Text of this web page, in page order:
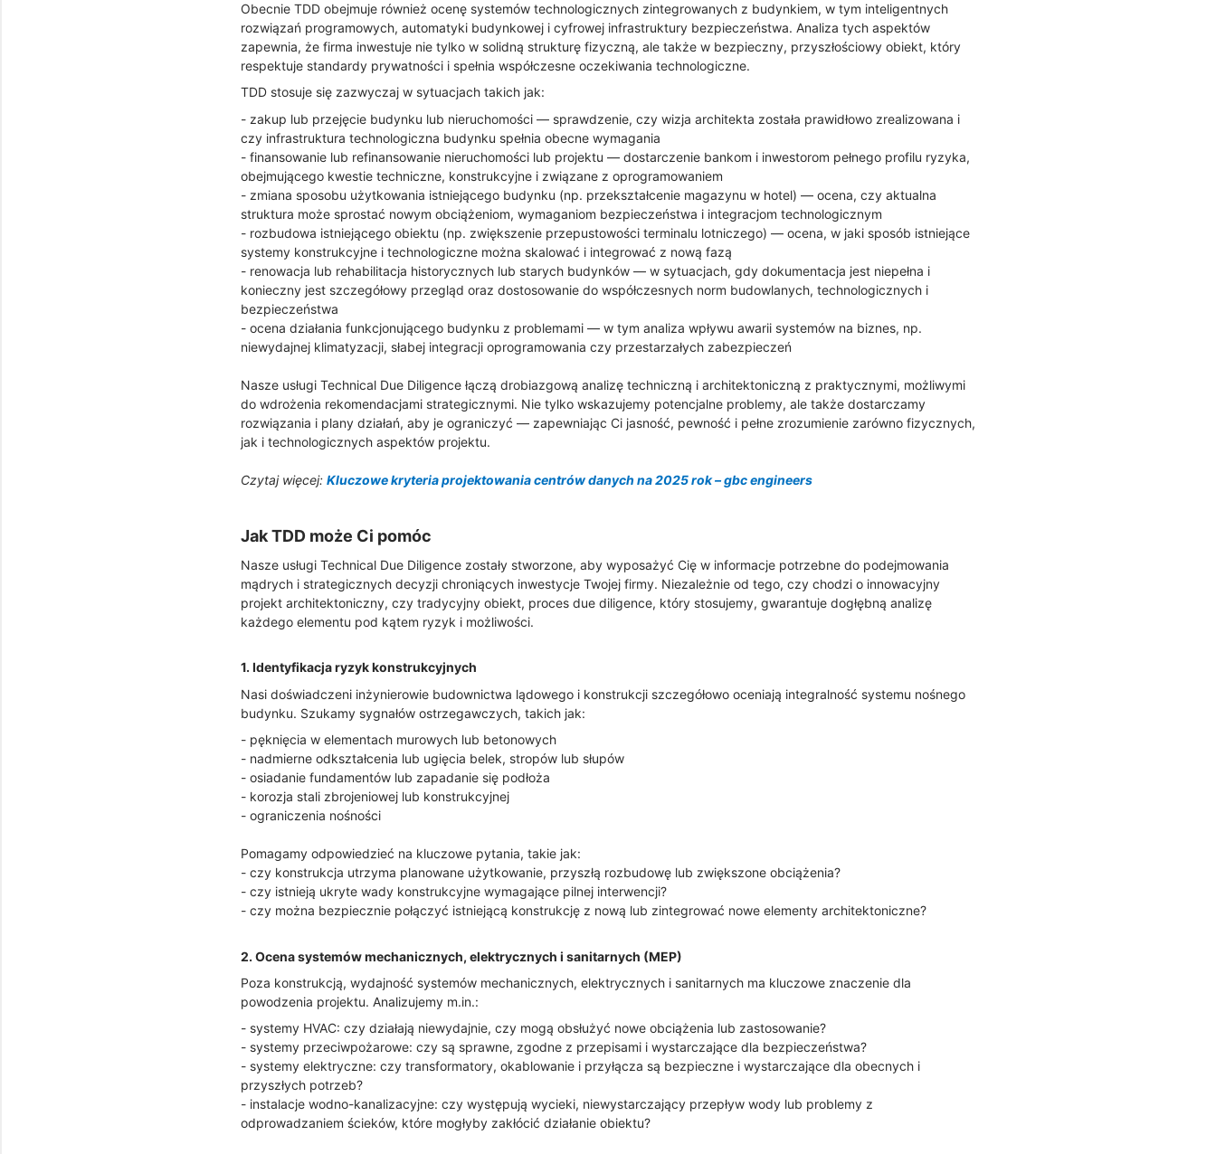
Obecnie TDD obejmuje również ocenę systemów technologicznych zintegrowanych z budynkiem, w tym inteligentnych
rozwiązań programowych, automatyki budynkowej i cyfrowej infrastruktury bezpieczeństwa. Analiza tych aspektów
zapewnia, że firma inwestuje nie tylko w solidną strukturę fizyczną, ale także w bezpieczny, przyszłościowy obiekt, który
respektuje standardy prywatności i spełnia współczesne oczekiwania technologiczne.
TDD stosuje się zazwyczaj w sytuacjach takich jak:
- zakup lub przejęcie budynku lub nieruchomości — sprawdzenie, czy wizja architekta została prawidłowo zrealizowana i
czy infrastruktura technologiczna budynku spełnia obecne wymagania
- finansowanie lub refinansowanie nieruchomości lub projektu — dostarczenie bankom i inwestorom pełnego profilu ryzyka,
obejmującego kwestie techniczne, konstrukcyjne i związane z oprogramowaniem
- zmiana sposobu użytkowania istniejącego budynku (np. przekształcenie magazynu w hotel) — ocena, czy aktualna
struktura może sprostać nowym obciążeniom, wymaganiom bezpieczeństwa i integracjom technologicznym
- rozbudowa istniejącego obiektu (np. zwiększenie przepustowości terminalu lotniczego) — ocena, w jaki sposób istniejące
systemy konstrukcyjne i technologiczne można skalować i integrować z nową fazą
- renowacja lub rehabilitacja historycznych lub starych budynków — w sytuacjach, gdy dokumentacja jest niepełna i
konieczny jest szczegółowy przegląd oraz dostosowanie do współczesnych norm budowlanych, technologicznych i
bezpieczeństwa
- ocena działania funkcjonującego budynku z problemami — w tym analiza wpływu awarii systemów na biznes, np.
niewydajnej klimatyzacji, słabej integracji oprogramowania czy przestarzałych zabezpieczeń
Nasze usługi Technical Due Diligence łączą drobiazgową analizę techniczną i architektoniczną z praktycznymi, możliwymi
do wdrożenia rekomendacjami strategicznymi. Nie tylko wskazujemy potencjalne problemy, ale także dostarczamy
rozwiązania i plany działań, aby je ograniczyć — zapewniając Ci jasność, pewność i pełne zrozumienie zarówno fizycznych,
jak i technologicznych aspektów projektu.
Czytaj więcej: Kluczowe kryteria projektowania centrów danych na 2025 rok – gbc engineers
Jak TDD może Ci pomóc
Nasze usługi Technical Due Diligence zostały stworzone, aby wyposażyć Cię w informacje potrzebne do podejmowania
mądrych i strategicznych decyzji chroniących inwestycje Twojej firmy. Niezależnie od tego, czy chodzi o innowacyjny
projekt architektoniczny, czy tradycyjny obiekt, proces due diligence, który stosujemy, gwarantuje dogłębną analizę
każdego elementu pod kątem ryzyk i możliwości.
1. Identyfikacja ryzyk konstrukcyjnych
Nasi doświadczeni inżynierowie budownictwa lądowego i konstrukcji szczegółowo oceniają integralność systemu nośnego
budynku. Szukamy sygnałów ostrzegawczych, takich jak:
- pęknięcia w elementach murowych lub betonowych
- nadmierne odkształcenia lub ugięcia belek, stropów lub słupów
- osiadanie fundamentów lub zapadanie się podłoża
- korozja stali zbrojeniowej lub konstrukcyjnej
- ograniczenia nośności
Pomagamy odpowiedzieć na kluczowe pytania, takie jak:
- czy konstrukcja utrzyma planowane użytkowanie, przyszłą rozbudowę lub zwiększone obciążenia?
- czy istnieją ukryte wady konstrukcyjne wymagające pilnej interwencji?
- czy można bezpiecznie połączyć istniejącą konstrukcję z nową lub zintegrować nowe elementy architektoniczne?
2. Ocena systemów mechanicznych, elektrycznych i sanitarnych (MEP)
Poza konstrukcją, wydajność systemów mechanicznych, elektrycznych i sanitarnych ma kluczowe znaczenie dla
powodzenia projektu. Analizujemy m.in.:
- systemy HVAC: czy działają niewydajnie, czy mogą obsłużyć nowe obciążenia lub zastosowanie?
- systemy przeciwpożarowe: czy są sprawne, zgodne z przepisami i wystarczające dla bezpieczeństwa?
- systemy elektryczne: czy transformatory, okablowanie i przyłącza są bezpieczne i wystarczające dla obecnych i
przyszłych potrzeb?
- instalacje wodno-kanalizacyjne: czy występują wycieki, niewystarczający przepływ wody lub problemy z
odprowadzaniem ścieków, które mogłyby zakłócić działanie obiektu?